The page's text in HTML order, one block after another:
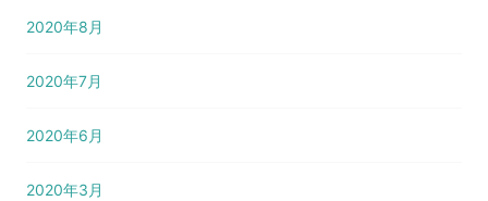
2020年8月
2020年7月
2020年6月
2020年3月